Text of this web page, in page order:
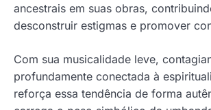
ancestrais em suas obras,
desconstruir estigmas e promover
Com sua musicalidade leve,
profundamente conectada à
reforça essa tendência de forma